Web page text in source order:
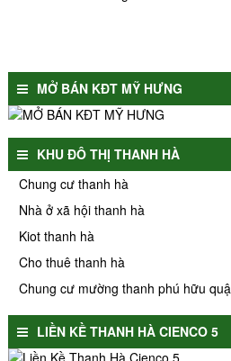
MỞ BÁN KĐT MỸ HƯNG
KHU ĐÔ THỊ THANH HÀ
Chung cư thanh hà
Nhà ở xã hội thanh hà
Kiot thanh hà
Cho thuê thanh hà
Chung cư mường thanh phú hữu
LIỀN KỀ THANH HÀ CIENCO 5